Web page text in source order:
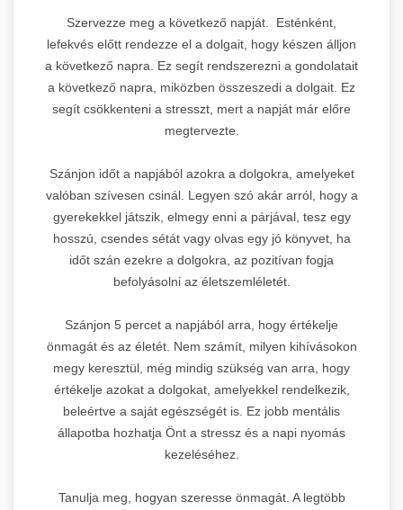
Szervezze meg a következő napját. Esténként,
lefekvés előtt rendezze el a dolgait, hogy készen álljon
a következő napra. Ez segít rendszerezni a gondolatait
a következő napra, miközben összeszedi a dolgait. Ez
segít csökkenteni a stresszt, mert a napját már előre
megtervezte.
Szánjon időt a napjából azokra a dolgokra, amelyeket
valóban szívesen csinál. Legyen szó akár arról, hogy a
gyerekekkel játszik, elmegy enni a párjával, tesz egy
hosszú, csendes sétát vagy olvas egy jó könyvet, ha
időt szán ezekre a dolgokra, az pozitívan fogja
befolyásolni az életszemléletét.
Szánjon 5 percet a napjából arra, hogy értékelje
önmagát és az életét. Nem számít, milyen kihívásokon
megy keresztül, még mindig szükség van arra, hogy
értékelje azokat a dolgokat, amelyekkel rendelkezik,
beleértve a saját egészségét is. Ez jobb mentális
állapotba hozhatja Önt a stressz és a napi nyomás
kezeléséhez.
Tanulja meg, hogyan szeresse önmagát. A legtöbb